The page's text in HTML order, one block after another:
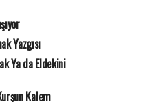
Yazgısı
Ya da Eldekini
Kalem